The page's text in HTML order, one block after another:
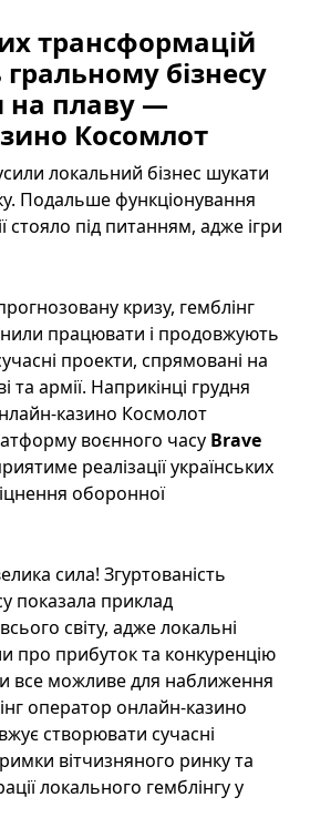
трансформацій
бізнесу
на плаву —
Косомлот
локальний бізнес шукати
Подальше функціонування
стояло під питанням, адже ігри
кризу, гемблінг
працювати і продовжують
проекти, спрямовані на
та армії. Наприкінці грудня
казино Космолот
воєнного часу Brave
реалізації українських
оборонної
сила! Згуртованість
показала приклад
світу, адже локальні
про прибуток та конкуренцію
все можливе для наближення
оператор онлайн-казино
створювати сучасні
вітчизняного ринку та
локального гемблінгу у